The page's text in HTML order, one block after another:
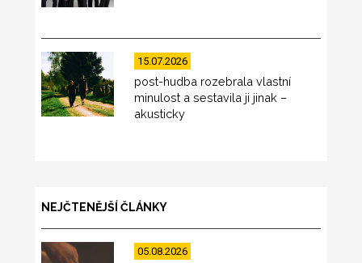
15.07.2026
post-hudba rozebrala vlastní
minulost a sestavila ji jinak –
akusticky
NEJČTENĚJŠÍ ČLÁNKY
05.08.2026